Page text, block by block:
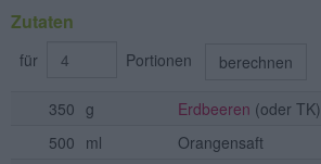
Zutaten
für Portionen berechnen
350 g Erdbeeren (oder TK)
500 ml
Orangensaft